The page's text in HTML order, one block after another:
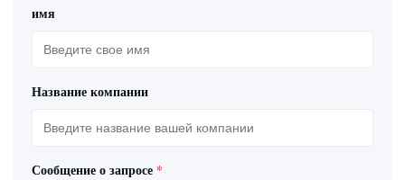
имя
Название компании
Сообщение о запросе *